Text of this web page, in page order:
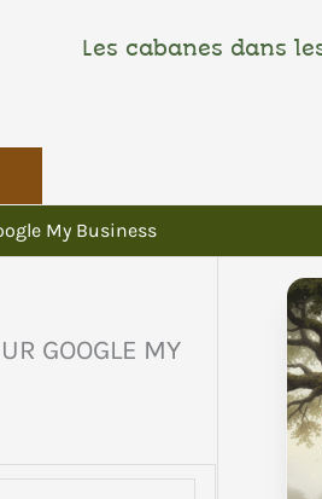
Les cabanes dans
My Business
GOOGLE MY